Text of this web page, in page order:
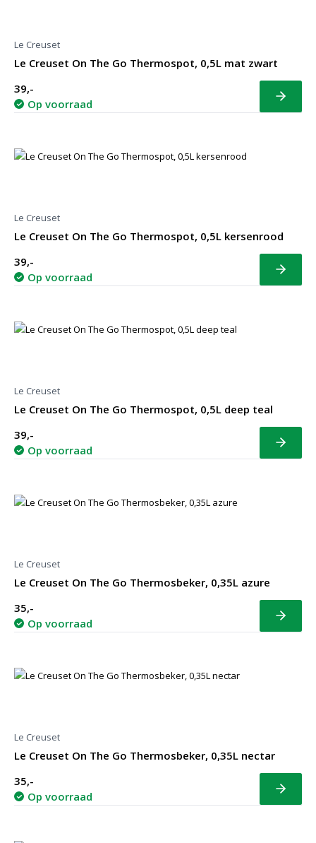
Le Creuset
Le Creuset On The Go Thermospot, 0,5L mat zwart
39,-
Op voorraad
Bekijk
Le Creuset
Le Creuset On The Go Thermospot, 0,5L kersenrood
39,-
Op voorraad
Bekijk
Le Creuset
Le Creuset On The Go Thermospot, 0,5L deep teal
39,-
Op voorraad
Bekijk
Le Creuset
Le Creuset On The Go Thermosbeker, 0,35L azure
35,-
Op voorraad
Bekijk
Le Creuset
Le Creuset On The Go Thermosbeker, 0,35L nectar
35,-
Op voorraad
Bekijk